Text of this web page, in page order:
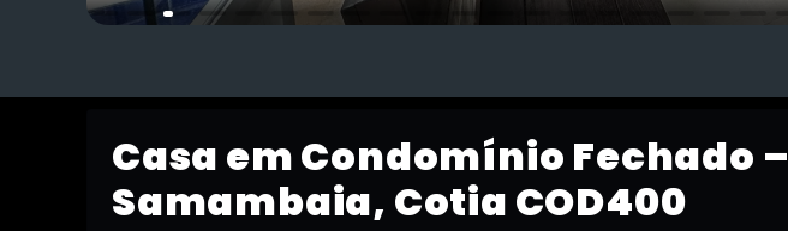
Casa em Condomínio Fechado –
Samambaia, Cotia COD400